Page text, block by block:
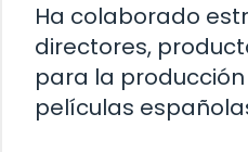
Ha colaborado
directores,
para la
películas